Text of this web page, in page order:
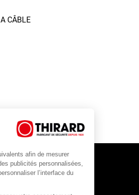
CÂBLE
afin de mesurer
publicités personnalisées,
l’interface du